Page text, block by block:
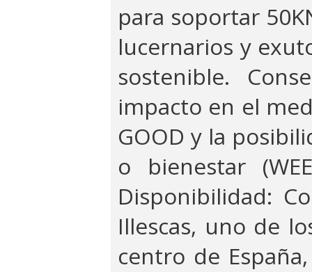
para soportar
lucernarios y
sostenible.
impacto en el
GOOD y la
o bienestar
Disponibilidad:
Illescas, uno de
centro de